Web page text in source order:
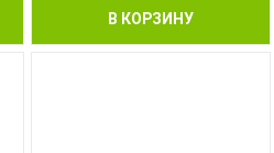
В КОРЗИНУ